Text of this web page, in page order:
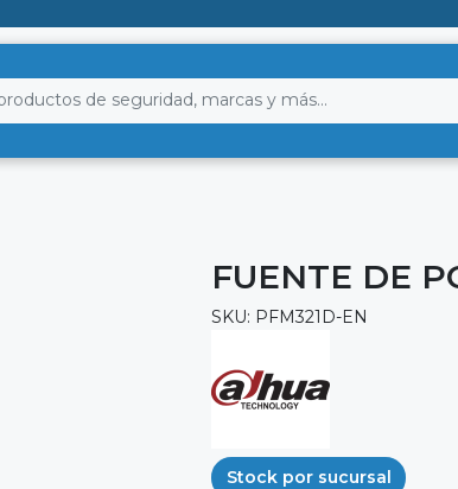
FUENTE DE
SKU: PFM321D-EN
Stock por sucursal